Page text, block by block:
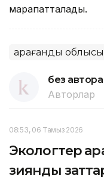
марапатталады.
Қарағанды облысы
без автора
Авторлар
08:53, 06 Тамыз 2026
Экологтер
зиянды